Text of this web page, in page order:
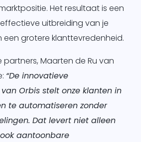
Het resultaat is een
uitbreiding van je
grotere klanttevredenheid.
partners, Maarten de Ru van
“De innovatieve
Orbis stelt onze klanten in
te automatiseren zonder
Dat levert niet alleen
aantoonbare